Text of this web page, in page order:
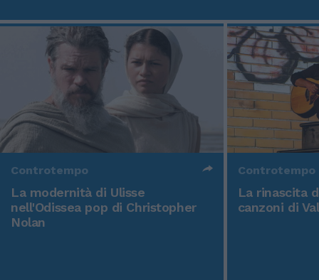
Controtempo
La modernità di Ulisse
nell'Odissea pop di Christopher
Nolan
Controtempo
La rinascita
canzoni di